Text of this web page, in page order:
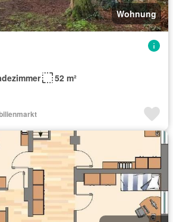
Wohnung
52 m²